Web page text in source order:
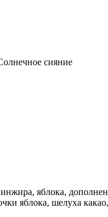
сияние
яблока,
яблока, шелуха